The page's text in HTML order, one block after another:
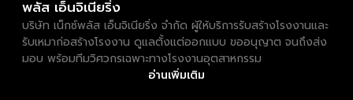
พลัส เอ็นจิเนียริ่ง
บริษัท เน็กซ์พลัส เอ็นจิเนียริ่ง จำกัด ผู้ให้บริการรับสร้างโรงงานและ
รับเหมาก่อสร้างโรงงาน ดูแลตั้งแต่ออกแบบ ขออนุญาต จนถึงส่ง
มอบ พร้อมทีมวิศวกรเฉพาะทางโรงงานอุตสาหกรรม
อ่านเพิ่มเติม